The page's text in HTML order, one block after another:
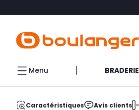
Menu BRADERIE
Caractéristiques Avis clients